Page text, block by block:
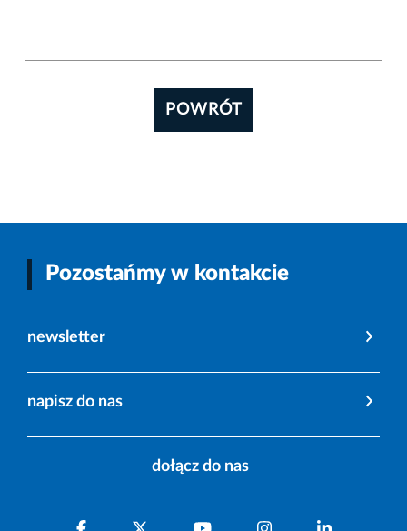
POWRÓT
Pozostańmy w kontakcie
newsletter
napisz do nas
dołącz do nas